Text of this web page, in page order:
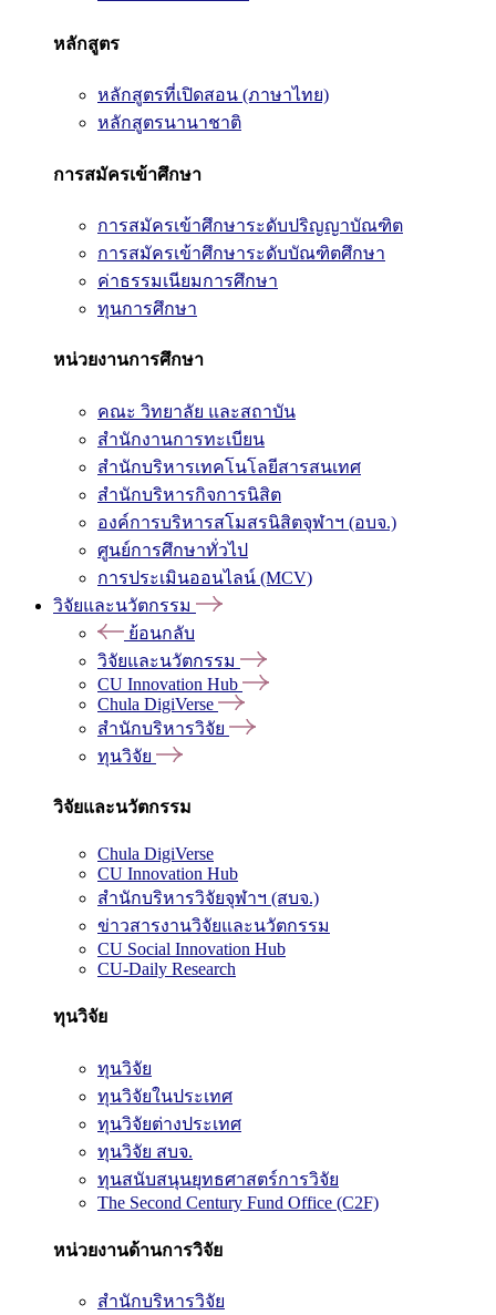
หลักสูตร
หลักสูตรที่เปิดสอน (ภาษาไทย)
หลักสูตรนานาชาติ
การสมัครเข้าศึกษา
การสมัครเข้าศึกษาระดับปริญญาบัณฑิต
การสมัครเข้าศึกษาระดับบัณฑิตศึกษา
ค่าธรรมเนียมการศึกษา
ทุนการศึกษา
หน่วยงานการศึกษา
คณะ วิทยาลัย และสถาบัน
สำนักงานการทะเบียน
สำนักบริหารเทคโนโลยีสารสนเทศ
สำนักบริหารกิจการนิสิต
องค์การบริหารสโมสรนิสิตจุฬาฯ (อบจ.)
ศูนย์การศึกษาทั่วไป
การประเมินออนไลน์ (MCV)
วิจัยและนวัตกรรม
ย้อนกลับ
วิจัยและนวัตกรรม
CU Innovation Hub
Chula DigiVerse
สำนักบริหารวิจัย
ทุนวิจัย
วิจัยและนวัตกรรม
Chula DigiVerse
CU Innovation Hub
สำนักบริหารวิจัยจุฬาฯ (สบจ.)
ข่าวสารงานวิจัยและนวัตกรรม
CU Social Innovation Hub
CU-Daily Research
ทุนวิจัย
ทุนวิจัย
ทุนวิจัยในประเทศ
ทุนวิจัยต่างประเทศ
ทุนวิจัย สบจ.
ทุนสนับสนุนยุทธศาสตร์การวิจัย
The Second Century Fund Office (C2F)
หน่วยงานด้านการวิจัย
สำนักบริหารวิจัย